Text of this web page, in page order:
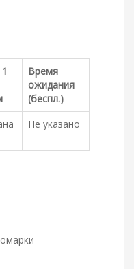
Время
ожидания
(беспл.)
Не указано